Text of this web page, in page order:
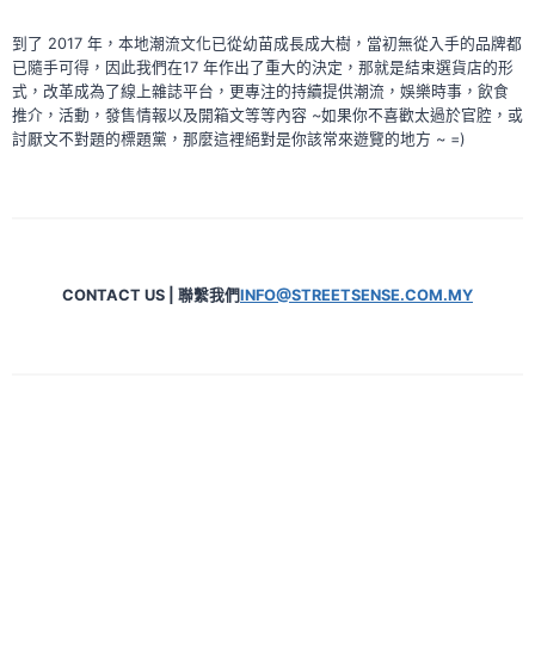
到了 2017 年，本地潮流文化已從幼苗成長成大樹，當初無從入手的品牌都
已隨手可得，因此我們在17 年作出了重大的決定，那就是結束選貨店的形
式，改革成為了線上雜誌平台，更專注的持續提供潮流，娛樂時事，飲食
推介，活動，發售情報以及開箱文等等內容 ~如果你不喜歡太過於官腔，或
討厭文不對題的標題黨，那麼這裡絕對是你該常來遊覽的地方 ~ =)
CONTACT US | 聯繫我們INFO@STREETSENSE.COM.MY